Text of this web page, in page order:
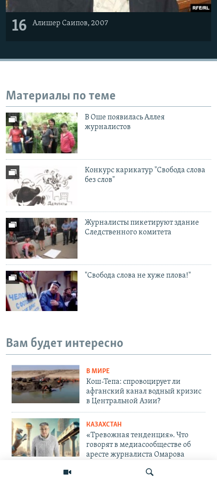
16 Алишер Саипов, 2007
Материалы по теме
В Оше появилась Аллея
журналистов
Конкурс карикатур "Свобода слова
без слов"
Журналисты пикетируют здание
Следственного комитета
"Свобода слова не хуже плова!"
Вам будет интересно
В МИРЕ
Кош-Тепа: спровоцирует ли
афганский канал водный кризис
в Центральной Азии?
КАЗАХСТАН
«Тревожная тенденция». Что
говорят в медиасообществе об
аресте журналиста Омарова